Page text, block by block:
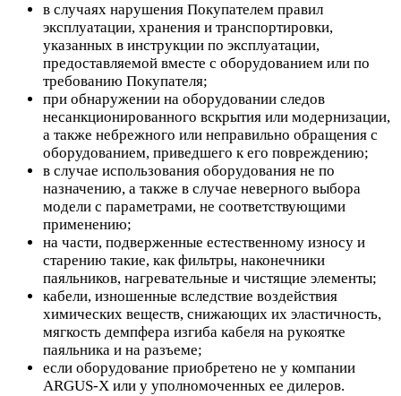
в случаях нарушения Покупателем правил
эксплуатации, хранения и транспортировки,
указанных в инструкции по эксплуатации,
предоставляемой вместе с оборудованием или по
требованию Покупателя;
при обнаружении на оборудовании следов
несанкционированного вскрытия или модернизации,
а также небрежного или неправильно обращения с
оборудованием, приведшего к его повреждению;
в случае использования оборудования не по
назначению, а также в случае неверного выбора
модели с параметрами, не соответствующими
применению;
на части, подверженные естественному износу и
старению такие, как фильтры, наконечники
паяльников, нагревательные и чистящие элементы;
кабели, изношенные вследствие воздействия
химических веществ, снижающих их эластичность,
мягкость демпфера изгиба кабеля на рукоятке
паяльника и на разъеме;
если оборудование приобретено не у компании
ARGUS-X или у уполномоченных ее дилеров.